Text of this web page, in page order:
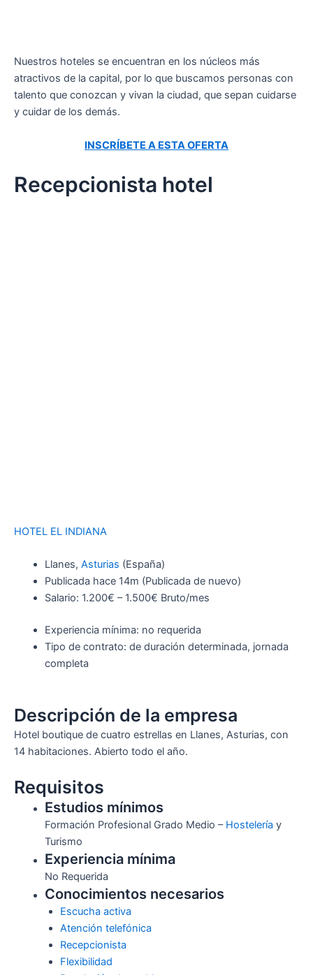
Nuestros hoteles se encuentran en los núcleos más
atractivos de la capital, por lo que buscamos personas con
talento que conozcan y vivan la ciudad, que sepan cuidarse
y cuidar de los demás.
INSCRÍBETE A ESTA OFERTA
Recepcionista hotel
HOTEL EL INDIANA
Llanes, Asturias (España)
Publicada hace 14m (Publicada de nuevo)
Salario: 1.200€ – 1.500€ Bruto/mes
Experiencia mínima: no requerida
Tipo de contrato: de duración determinada, jornada
completa
Descripción de la empresa
Hotel boutique de cuatro estrellas en Llanes, Asturias, con
14 habitaciones. Abierto todo el año.
Requisitos
Estudios mínimos
Formación Profesional Grado Medio – Hostelería y
Turismo
Experiencia mínima
No Requerida
Conocimientos necesarios
Escucha activa
Atención telefónica
Recepcionista
Flexibilidad